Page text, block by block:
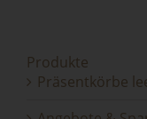
Produkte
Präsentkörbe